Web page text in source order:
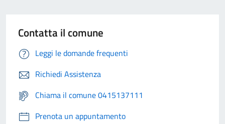
Contatta il comune
Leggi le domande frequenti
Richiedi Assistenza
Chiama il comune 0415137111
Prenota un appuntamento